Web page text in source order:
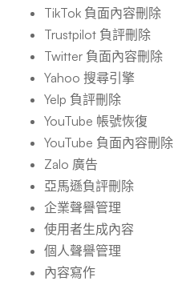
TikTok 負面內容刪除
Trustpilot 負評刪除
Twitter 負面內容刪除
Yahoo 搜尋引擎
Yelp 負評刪除
YouTube 帳號恢復
YouTube 負面內容刪除
Zalo 廣告
亞馬遜負評刪除
企業聲譽管理
使用者生成內容
個人聲譽管理
內容寫作